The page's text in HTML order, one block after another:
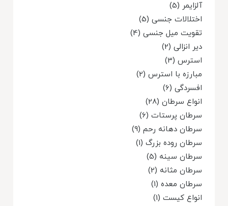
آلزایمر (5)
اختلالات جنسی (5)
تقویت میل جنسی (4)
دیر انزالی (2)
استرس (3)
مبارزه با استرس (2)
افسردگی (6)
انواع سرطان (28)
سرطان پرستات (6)
سرطان دهانه رحم (9)
سرطان روده بزرگ (1)
سرطان سینه (5)
سرطان مثانه (2)
سرطان معده (1)
انواع کیست (1)